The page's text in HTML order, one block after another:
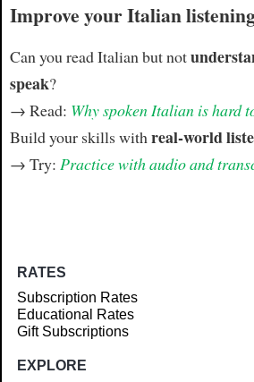
Improve your Italian
Can you read Italian but not
speak?
→ Read: Why spoken Italian is hard
Build your skills withreal-world
→ Try: Practice with audio and
RATES
Subscription Rates
Educational Rates
Gift Subscriptions
EXPLORE